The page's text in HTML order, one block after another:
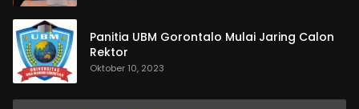
Panitia UBM Gorontalo Mulai Jaring Calon
Rektor
Oktober 10, 2023